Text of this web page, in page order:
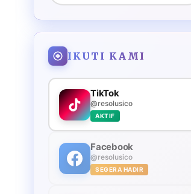
IKUTI KAMI
TikTok
@resolusico
AKTIF
Facebook
@resolusico
SEGERA HADIR